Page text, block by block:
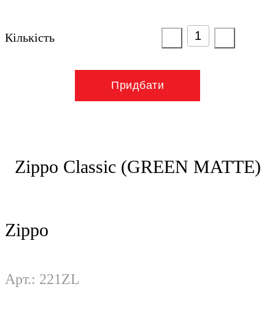
Кількість
Придбати
Zippo Classic (GREEN MATTE)
Zippo
Арт.: 221ZL